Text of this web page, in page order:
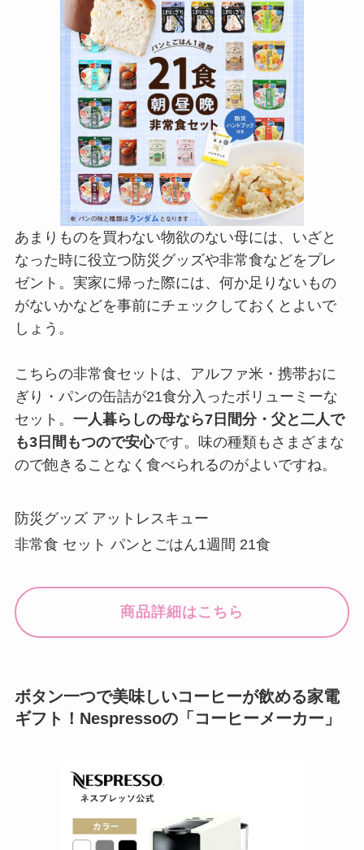
あまりものを買わない物欲のない母には、いざと
なった時に役立つ防災グッズや非常食などをプレ
ゼント。実家に帰った際には、何か足りないもの
がないかなどを事前にチェックしておくとよいで
しょう。
こちらの非常食セットは、アルファ米・携帯おに
ぎり・パンの缶詰が21食分入ったボリューミーな
セット。 一人暮らしの母なら7日間分・父と二人で
も3日間もつので安心です。味の種類もさまざまな
ので飽きることなく食べられるのがよいですね。
防災グッズ アットレスキュー
非常食 セット パンとごはん1週間 21食
商品詳細はこちら
ボタン一つで美味しいコーヒーが飲める家電
ギフト！Nespressoの「コーヒーメーカー」